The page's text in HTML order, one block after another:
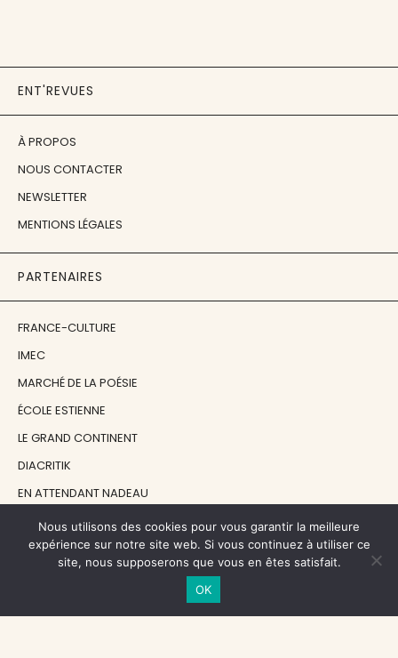
ENT'REVUES
À PROPOS
NOUS CONTACTER
NEWSLETTER
MENTIONS LÉGALES
PARTENAIRES
FRANCE-CULTURE
IMEC
MARCHÉ DE LA POÉSIE
ÉCOLE ESTIENNE
LE GRAND CONTINENT
DIACRITIK
EN ATTENDANT NADEAU
NOS SOUTIENS
Nous utilisons des cookies pour vous garantir la meilleure
expérience sur notre site web. Si vous continuez à utiliser ce
site, nous supposerons que vous en êtes satisfait.
OK